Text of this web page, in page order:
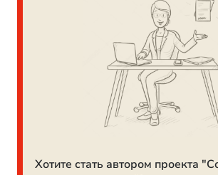
Хотите стать автором проекта